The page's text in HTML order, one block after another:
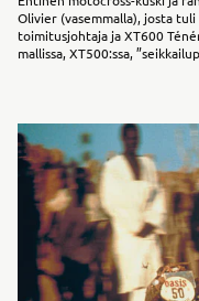
Olivier (vasemmalla), josta
toimitusjohtaja ja XT600
mallissa, XT500:ssa,